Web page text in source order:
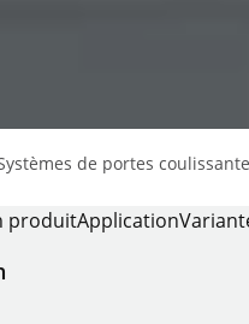
de portes
produitApplication